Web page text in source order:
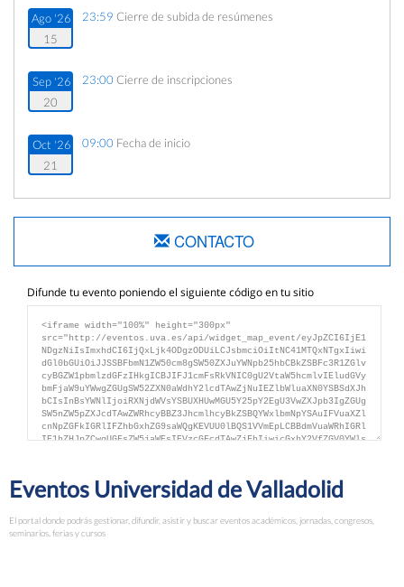
Ago '26
15
23:59 Cierre de subida de resúmenes
Sep '26
20
23:00 Cierre de inscripciones
Oct '26
21
09:00 Fecha de inicio
CONTACTO
Difunde tu evento poniendo el siguiente código en tu sitio
Eventos Universidad de Valladolid
El portal donde podrás gestionar, difundir, asistir y buscar eventos académicos, jornadas, congresos,
seminarios, ferias y cursos